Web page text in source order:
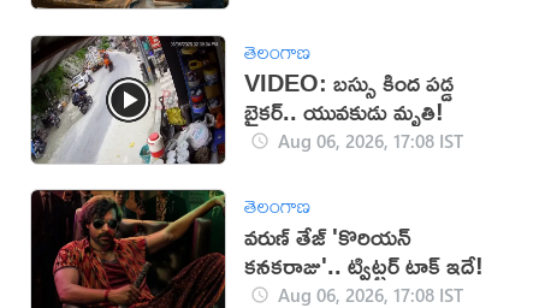
తెలంగాణ
VIDEO: బస్సు కింద పడ్డ
బైకర్.. యువకుడు మృతి!
Aug 06, 2026, 17:08 IST
తెలంగాణ
వరుణ్ తేజ్ 'కొరియన్
కనకరాజు'.. ట్విట్టర్ టాక్ ఇదే!
Aug 06, 2026, 17:08 IST